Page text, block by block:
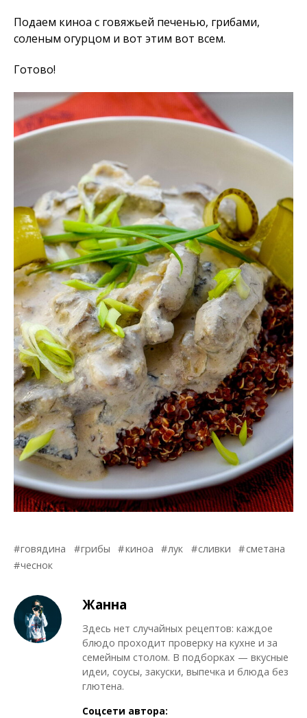
Подаем киноа с говяжьей печенью, грибами,
соленым огурцом и вот этим вот всем.
Готово!
говядина грибы киноа лук сливки
сметана
чеснок
Жанна
Здесь нет случайных рецептов: каждое
блюдо проходит проверку на кухне и за
семейным столом. В подборках — вкусные
идеи, соусы, закуски, выпечка и блюда без
глютена.
Соцсети автора: